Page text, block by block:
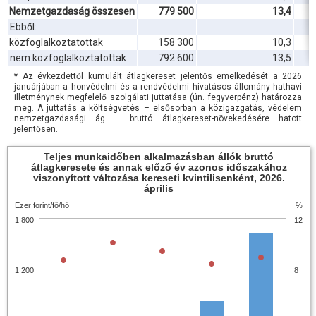
Nemzetgazdaság összesen
779 500 13,4
Ebből:
közfoglalkoztatottak
158 300 10,3
nem közfoglalkoztatottak
792 600 13,5
* Az évkezdettől kumulált átlagkereset jelentős emelkedését a 2026
januárjában a honvédelmi és a rendvédelmi hivatásos állomány hathavi
illetménynek megfelelő szolgálati juttatása (ún. fegyverpénz) határozza
meg. A juttatás a költségvetés – elsősorban a közigazgatás, védelem
nemzetgazdasági ág – bruttó átlagkereset-növekedésére hatott
jelentősen.
Ezer forint/fő/hó %
Teljes munkaidőben alkalmazásban állók bruttó
átlagkeresete és annak előző év azonos időszakához
viszonyított változása kereseti kvintilisenként, 2026.
április
1 200
1 800 12
8